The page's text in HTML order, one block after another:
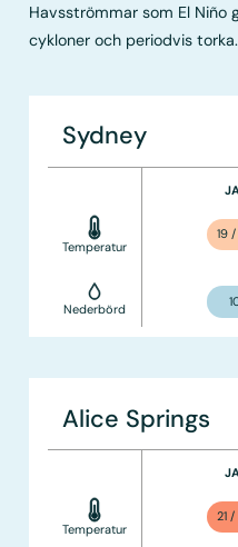
Havsströmmar som El
cykloner och periodvis torka.
Sydney
Temperatur
Nederbörd
19
Alice Springs
Temperatur
21